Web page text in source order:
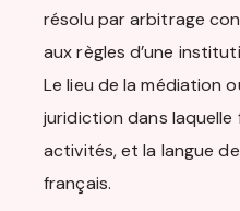
résolu par arbitrage
aux règles d’une
Le lieu de la médiation
juridiction dans laquelle
activités, et la langue
français.